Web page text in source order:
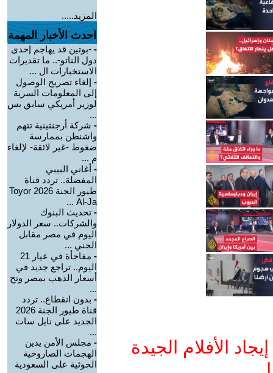
الأفلام الجيدة
المزيد.....
احدث الأخبار المهمة
- -بوتين قد يهاجم إحدى
دول الناتو-.. ما تقديرات
الاستخبارات ال ...
- إلغاء تصريح الوصول
إلى المعلومات السرية
لوزير أمريكي سابق بس
...
- شركة أرجنتينية تتهم
واشنطن بممارسة
ضغوط -غير لائقة- لإلغاء
م ...
- أغاني البيبي
المفضلة.. تردد قناة
طيور الجنة 2026 Toyor
Al-Ja ...
- تحديث البنوك
والشركات.. سعر الدولار
اليوم في مصر مقابل
الجني ...
-
مفاجأة في عيار 21
اليوم.. تراجع جديد في
أسعار الذهب بمصر وتح
...
- بدون انقطاع.. تردد
قناة طيور الجنة 2026
الجديد على نايل سات
...
- مجلس الأمن يدين
الهجمات الصاروخية
الحوثية على السعودية